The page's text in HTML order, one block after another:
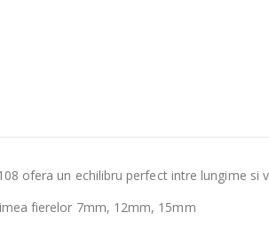
ofera un echilibru perfect intre lungime
fierelor 7mm, 12mm, 15mm